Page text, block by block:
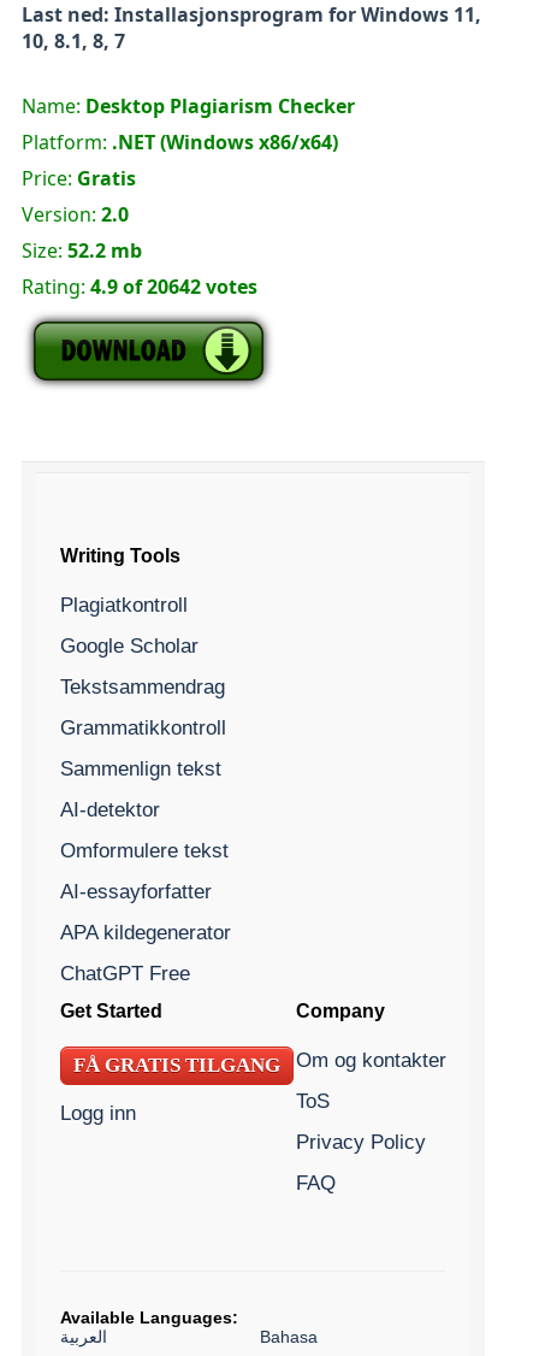
Last ned: Installasjonsprogram for Windows 11,
10, 8.1, 8, 7
Name: Desktop Plagiarism Checker
Platform: .NET (Windows x86/x64)
Price: Gratis
Version: 2.0
Size: 52.2 mb
Rating: 4.9 of 20642 votes
Writing Tools
Plagiatkontroll
Google Scholar
Tekstsammendrag
Grammatikkontroll
Sammenlign tekst
AI-detektor
Omformulere tekst
AI-essayforfatter
APA kildegenerator
ChatGPT Free
Get Started
FÅ GRATIS TILGANG
Logg inn
Company
Om og kontakter
ToS
Privacy Policy
FAQ
Available Languages:
العربية
Bahasa